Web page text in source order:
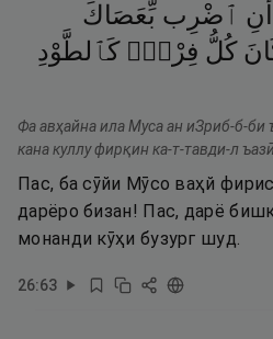
أَنِ ٱضْرِب بِّعَصَاكَ
كُلُّ فِرْقٍۢ كَٱلطَّوْدِ
Фа авҳайна ила Муса ан иЗриб-б-би
кана куллу фирқин ка-т-тавди-л
Пас, ба сӯйи Мӯсо ваҳй
дарёро бизан! Пас, дарё
монанди кӯҳи бузург шуд.
26:63